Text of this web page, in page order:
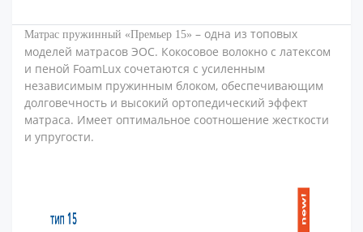
Матрас пружинный «Премьер 15» – одна из топовых
моделей матрасов ЭОС. Кокосовое волокно с латексом
и пеной FoamLux сочетаются с усиленным
независимым пружинным блоком, обеспечивающим
долговечность и высокий ортопедический эффект
матраса. Имеет оптимальное соотношение жесткости
и упругости.